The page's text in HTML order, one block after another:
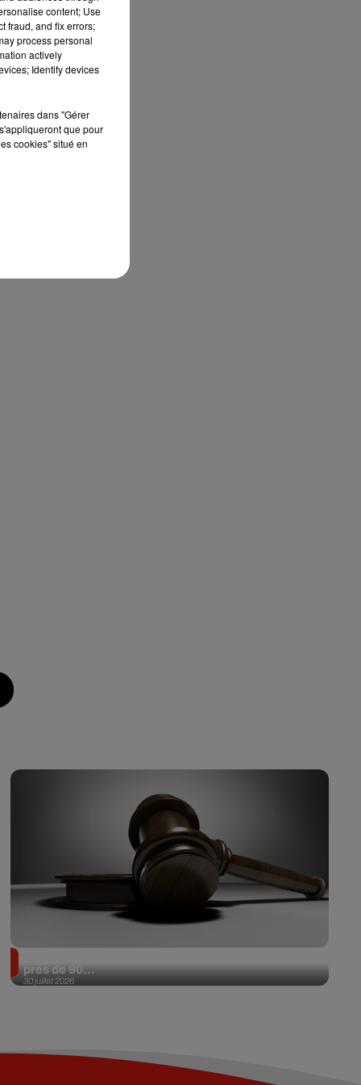
30 juillet 2026
près de 90...
content; Use
fraud, and fix errors;
process personal
actively
Identify devices
dans "Gérer
que pour
cookies" situé en